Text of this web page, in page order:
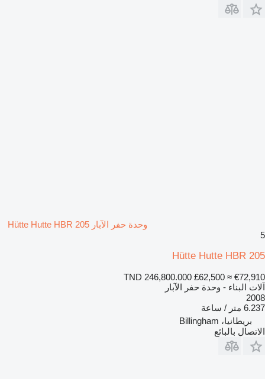
وحدة حفر الآبار Hütte Hutte HBR 205
5
Hütte Hutte HBR 205
TND 246,800.000 £62,500 ≈ €72,910
آلات البناء - وحدة حفر الآبار
2008
6.237 متر / ساعة
بريطانيا، Billingham
الاتصال بالبائع